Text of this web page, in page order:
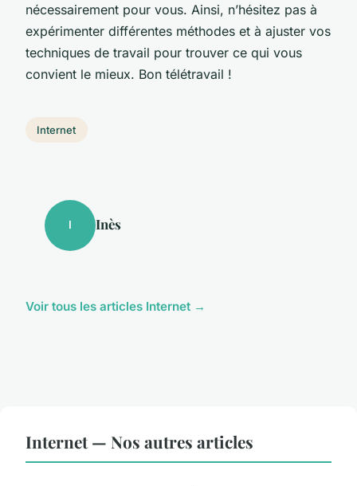
nécessairement pour vous. Ainsi, n’hésitez pas à
expérimenter différentes méthodes et à ajuster vos
techniques de travail pour trouver ce qui vous
convient le mieux. Bon télétravail !
Internet
I Inès
Voir tous les articles Internet →
Internet — Nos autres articles